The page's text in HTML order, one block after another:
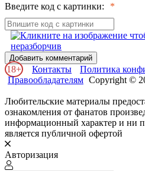
Введите код с картинки:
Добавить комментарий
18+ Контакты
Политика
Правообладателям Copyright ©
Любительские материалы
ознакомления от фанатов
информационный характер и ни
является публичной офертой
Авторизация